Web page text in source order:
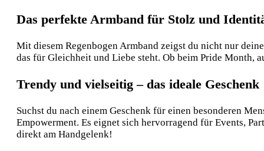
Das perfekte Armband für Stolz und
Mit diesem Regenbogen Armband zeigst du nicht nur
das für Gleichheit und Liebe steht. Ob beim Pride Month,
Trendy und vielseitig – das ideale Geschenk
Suchst du nach einem Geschenk für einen besonderen
Empowerment. Es eignet sich hervorragend für Events,
direkt am Handgelenk!